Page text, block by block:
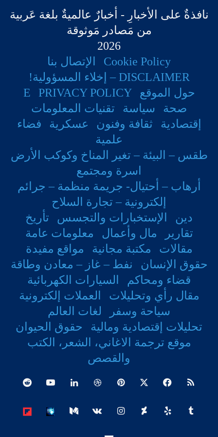
نافذةٌ على الأخبارِ - أخبارٌ عالميةٌ بلغة عَربية
من مَصادر مَوثوقة
2026
Cookie Policy
الإتصال بنا
DISCLAIMER – إخلاء المسؤولية!
حول الموقع
PRIVACY POLICY
E
صحة
سياسة
تقنيات المعلومات
إقتصادية
ثقافة وفنون عسكرية
فضاء
علمية
طقس – البيئة – تغير المناخ وكوكب الأرض
اسرة ومجتمع
أرهاب – أحتيال- جريمة منظمة – جرائم
إلكترونية – تجارة السلاح
دين
الإستخبارات والتجسس
تأريخ
تقارير
مال وأعمال
معلومات عامة
مقالات
مكتبة مجانية
مواقع مفيدة
حقوق الإنسان
نفط – غاز – معادن وطاقة
قضاء ومحاكم
السيارات الكهربائية
مقال رأي وتحليلات
العملات إلكترونية
سياحة وسفر
لغات العالم
تحليلات إقتصادية ومالية
حقوق الحيوان
موقع ترجمة الاغاني، الشعر، الكتب
والقصص
ملخص
الموقع
فيسبوك بينتيريستدريبل لينكدإن‫YouTube
‏Tumblr
‏Yelp انستقرام وسط Tribel